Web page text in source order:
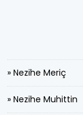
» Nezihe Meriç
» Nezihe Muhittin